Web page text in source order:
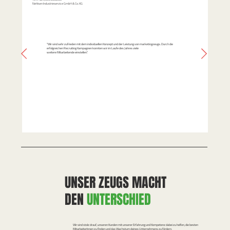
Nehlsen Industrieservice GmbH & Co. KG
“Wir sind sehr zufrieden mit dem individuellen Konzept und der Leistung von marketingzeugs. Durch die
erfolgreichen Recruiting Kampagnen konnten wir im Laufe des Jahres viele
weitere Mitarbeitende einstellen."
Wir sind stolz drauf, unseren Kunden mit unserer Erfahrung und Kompetenz dabei zu helfen, die besten
MitarbeiterInnen zu finden und das Wachstum deines Unternehmens zu fördern.
UNSER ZEUGS MACHT
DENUNTERSCHIED